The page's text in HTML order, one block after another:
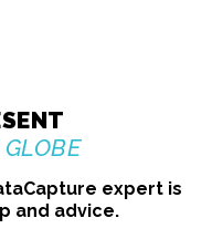
expert is
and advice.